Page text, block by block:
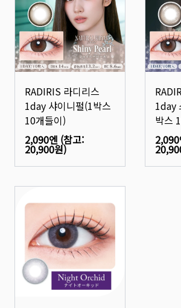
RADIRIS 라디리스
1day 샤이니펄(1박스
10개들이)
2,090엔 (참고:
20,900원)
1day
박스